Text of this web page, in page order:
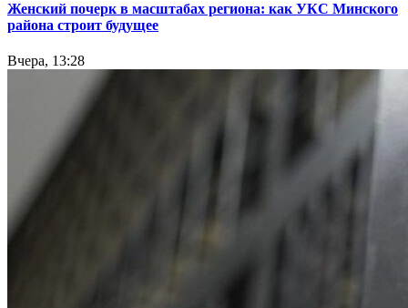
Женский почерк в масштабах региона: как УКС Минского
района строит будущее
Вчера, 13:28